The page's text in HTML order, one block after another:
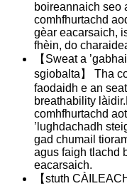
boireannaich seo
comhfhurtachd
gèar eacarsaich,
fhèin, do
【Sweat a
sgiobalta】 Tha
faodaidh e an
breathability
comhfhurtachd
’lughdachadh
gad chumail
agus faigh tlachd
eacarsaich.
【stuth